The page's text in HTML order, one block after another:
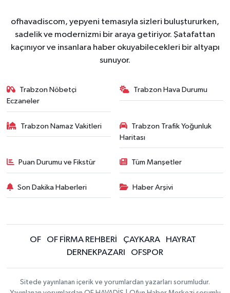
ofhavadiscom, yepyeni temasıyla sizleri buluştururken,
sadelik ve modernizmi bir araya getiriyor. Şatafattan
kaçınıyor ve insanlara haber okuyabilecekleri bir altyapı
sunuyor.
Trabzon Nöbetçi
Eczaneler
Trabzon Hava Durumu
Trabzon Namaz Vakitleri
Trabzon Trafik Yoğunluk
Haritası
Puan Durumu ve Fikstür Tüm Manşetler
Son Dakika Haberleri Haber Arşivi
OF OF FİRMA REHBERİ ÇAYKARA
HAYRAT
DERNEKPAZARI
OFSPOR
Sitede yayınlanan içerik ve yorumlardan yazarları sorumludur.